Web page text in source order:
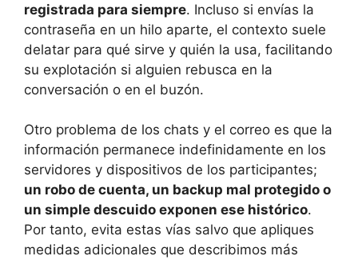
registrada para siempre. Incluso si envías la
contraseña en un hilo aparte, el contexto suele
delatar para qué sirve y quién la usa, facilitando
su explotación si alguien rebusca en la
conversación o en el buzón.
Otro problema de los chats y el correo es que la
información permanece indefinidamente en los
servidores y dispositivos de los participantes;
un robo de cuenta, un backup mal protegido o
un simple descuido exponen ese histórico.
Por tanto, evita estas vías salvo que apliques
medidas adicionales que describimos más